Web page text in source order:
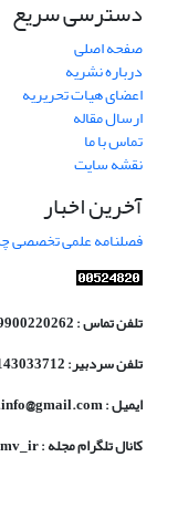
دسترسی سریع
صفحه اصلی
درباره نشریه
اعضای هیات تحریریه
ارسال مقاله
تماس با ما
نقشه سایت
آخرین اخبار
فصلنامه علمی تخصصی
تلفن تماس : 09900220262
تلفن سردبیر: 09143033712
ایمیل : jamv.info@gmail.com
کانال تلگرام مجله : jamv_ir@